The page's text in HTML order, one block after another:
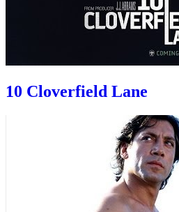
10 Cloverfield Lane